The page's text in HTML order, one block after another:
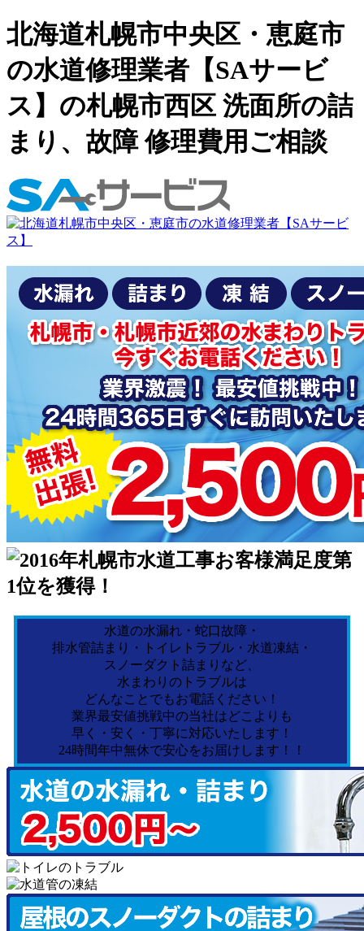
北海道札幌市中央区・恵庭市
の水道修理業者【SAサービ
ス】の札幌市西区 洗面所の詰
まり、故障 修理費用ご相談
水道の水漏れ・蛇口故障・
排水管詰まり・トイレトラブル・水道凍結・
スノーダクト詰まりなど、
水まわりのトラブルは
どんなことでもお電話ください！
業界最安値挑戦中の当社はどこよりも
早く・安く・丁寧に対応いたします！
24時間年中無休で安心をお届けします！！